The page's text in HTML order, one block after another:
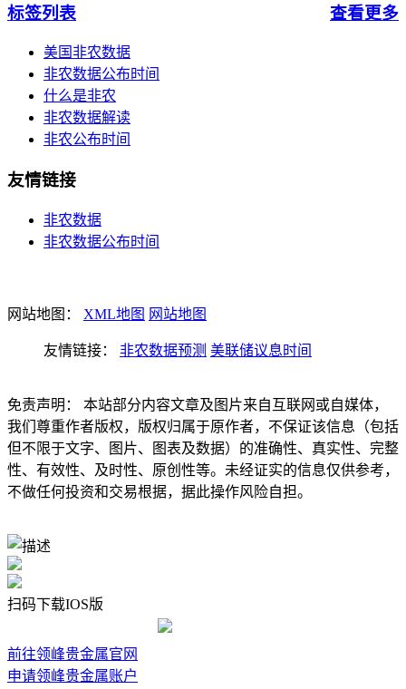
标签列表 查看更多
美国非农数据
非农数据公布时间
什么是非农
非农数据解读
非农公布时间
友情链接
非农数据
非农数据公布时间
网站地图： XML地图 网站地图
友情链接： 非农数据预测 美联储议息时间
免责声明： 本站部分内容文章及图片来自互联网或自媒体，
我们尊重作者版权，版权归属于原作者，不保证该信息（包括
但不限于文字、图片、图表及数据）的准确性、真实性、完整
性、有效性、及时性、原创性等。未经证实的信息仅供参考，
不做任何投资和交易根据，据此操作风险自担。
扫码下载IOS版
前往领峰贵金属官网
申请领峰贵金属账户